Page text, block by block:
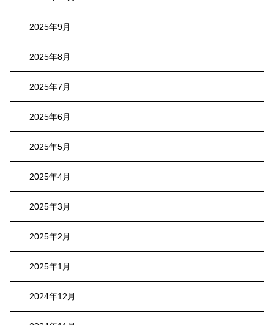
2025年9月
2025年8月
2025年7月
2025年6月
2025年5月
2025年4月
2025年3月
2025年2月
2025年1月
2024年12月